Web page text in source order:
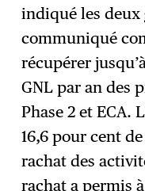
indiqué les deux
communiqué
récupérer
GNL par an des
Phase 2 et ECA.
16,6 pour cent
rachat des
rachat a permis